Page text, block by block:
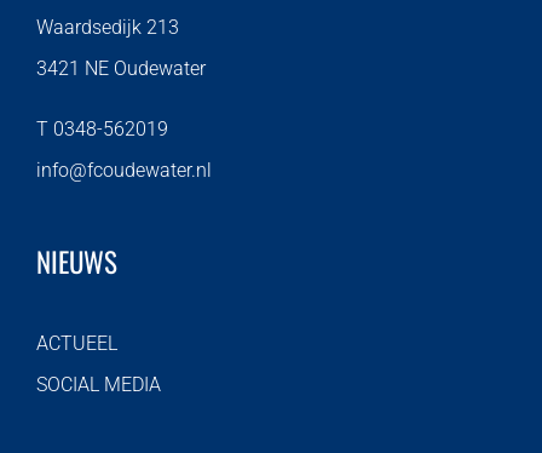
Waardsedijk 213
3421 NE Oudewater
T 0348-562019
info@fcoudewater.nl
NIEUWS
ACTUEEL
SOCIAL MEDIA